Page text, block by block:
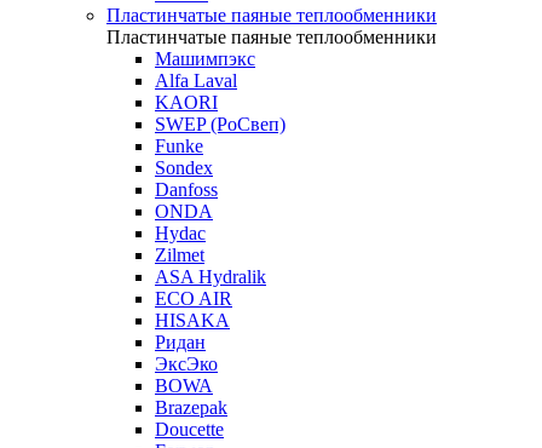
Пластинчатые паяные теплообменники
Пластинчатые паяные теплообменники
Машимпэкс
Alfa Laval
KAORI
SWEP (РоСвеп)
Funke
Sondex
Danfoss
ONDA
Hydac
Zilmet
ASA Hydralik
ECO AIR
HISAKA
Ридан
ЭксЭко
BOWA
Brazepak
Doucette